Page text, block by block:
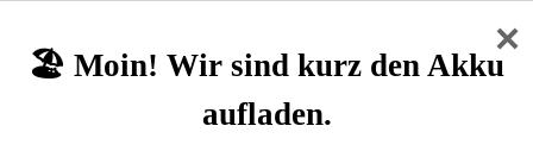
Oatly Haferdrink Classic BIO (6 x 1,00
Liter)
×
🏖️ Moin! Wir sind kurz den Akku
aufladen.